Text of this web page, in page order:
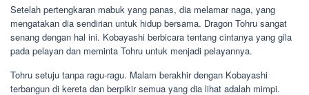
Setelah pertengkaran mabuk yang panas, dia melamar naga, yang
mengatakan dia sendirian untuk hidup bersama. Dragon Tohru sangat
senang dengan hal ini. Kobayashi berbicara tentang cintanya yang gila
pada pelayan dan meminta Tohru untuk menjadi pelayannya.
Tohru setuju tanpa ragu-ragu. Malam berakhir dengan Kobayashi
terbangun di kereta dan berpikir semua yang dia lihat adalah mimpi.